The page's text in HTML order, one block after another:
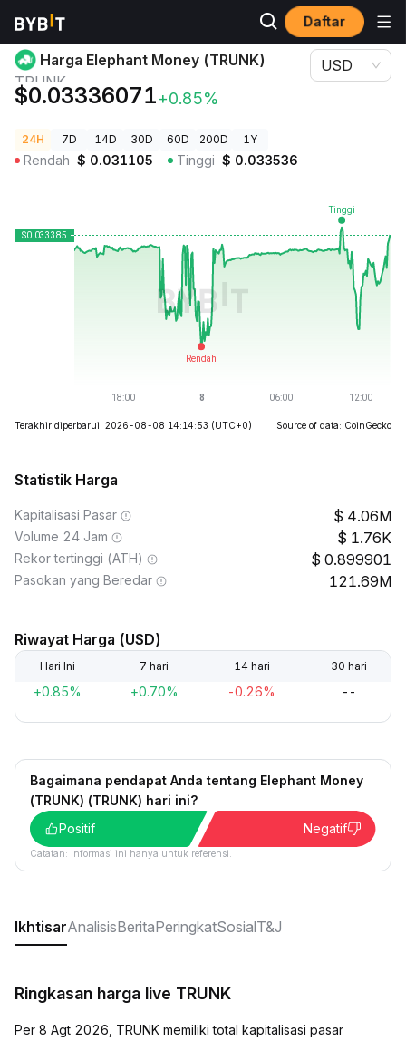
Daftar
Harga Kripto Harga Elephant Money (TRUNK) TRUNK
Harga Elephant Money (TRUNK)
TRUNK
$0.03336071+0.85%
USD
24H 7D 14D 30D 60D 200D 1Y
Rendah $ 0.031105 Tinggi $ 0.033536
Terakhir diperbarui: 2026-08-08 14:14:53 (UTC+0) Source of data: CoinGecko
Statistik Harga
Kapitalisasi Pasar 4.06M
Volume 24 Jam 1.76K
Rekor tertinggi (ATH) 0.899901
Pasokan yang Beredar 121.69M
Riwayat Harga (USD)
Hari Ini 7 hari 14 hari 30 hari
+0.85% +0.70% -0.26% --
Bagaimana pendapat Anda tentang Elephant Money
(TRUNK) (TRUNK) hari ini?
Positif
Negatif
Catatan: Informasi ini hanya untuk referensi.
IkhtisarAnalisisBeritaPeringkatSosialT&J
Ringkasan harga live TRUNK
Per 8 Agt 2026, TRUNK memiliki total kapitalisasi pasar